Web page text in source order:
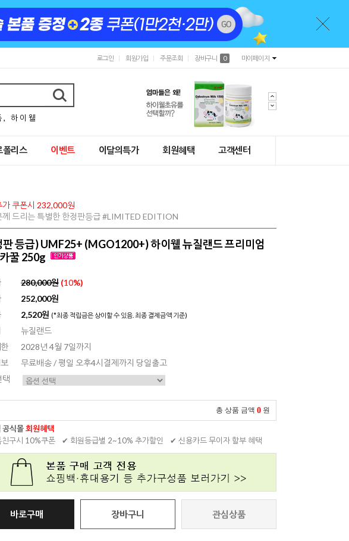
로그인 회원가입 주문조회 장바구니 0 마이페이지
, 하 이 웰
폴리스 이벤트 이달의특가 회원혜택 고객센터
가 쿠폰시 232,000원
께 드리는 특별한 한정판등급 #LIMITED EDITION
판 등급) UMF25+ (MGO1200+) 하이웰 뉴질랜드 프리미엄
꿀 250g
280,000원 (10%)
252,000원
2,520원 (*최종 적립금은 상이할 수 있음. 최종 결제금액 기준)
뉴질랜드
2028년 4월 7일까지
무료배송 / 평일 오후4시결제까지 당일출고
택
총 상품 금액 0 원
공식몰회원혜택
구시 10%쿠폰
✔ 회원등급별 2~10% 추가할인 ✔ 신용카드 무이자 할부 혜택
바로구매 장바구니 관심상품